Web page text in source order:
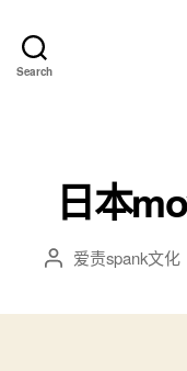
Search
日本
文 爱责spank文化